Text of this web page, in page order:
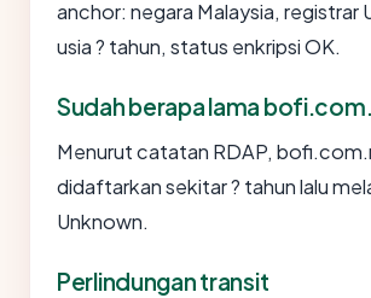
anchor: negara Malaysia, registrar
usia ? tahun, status enkripsi OK.
Sudah berapa lama
Menurut catatan RDAP,
didaftarkan sekitar ? tahun lalu
Unknown.
Perlindungan transit